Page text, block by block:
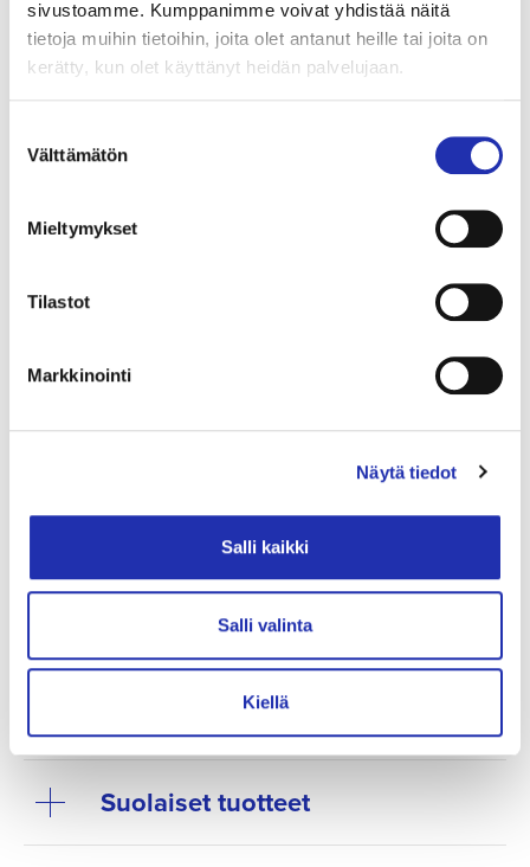
sivustoamme. Kumppanimme voivat yhdistää näitä
tietoja muihin tietoihin, joita olet antanut heille tai joita on
kerätty, kun olet käyttänyt heidän palvelujaan.
valinta
Välttämätön
Mieltymykset
Tilastot
Markkinointi
Näytä tiedot
Salli kaikki
Salli valinta
Kiellä
ostamansa juoman. Huomioithan, että
anniskelukatsomon 18 vuoden ikäraja on ehdoton,
Kuva / Photo: Anna-Leena Marjusaari
Tiesitkö, että voit tilata tarjoilut ennen
esitystä tai väliajalle?
Tutustu tästä kauden tarjoiluihin:
Makeat tuotteet
Suolaiset tuotteet